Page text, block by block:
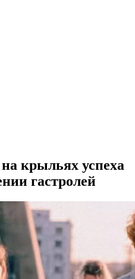
крыльях успеха
гастролей